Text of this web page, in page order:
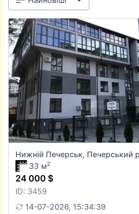
Нижній Печерськ, Печерський
33 м2
24 000 $
ID: 3459
14-07-2026, 15:34:39